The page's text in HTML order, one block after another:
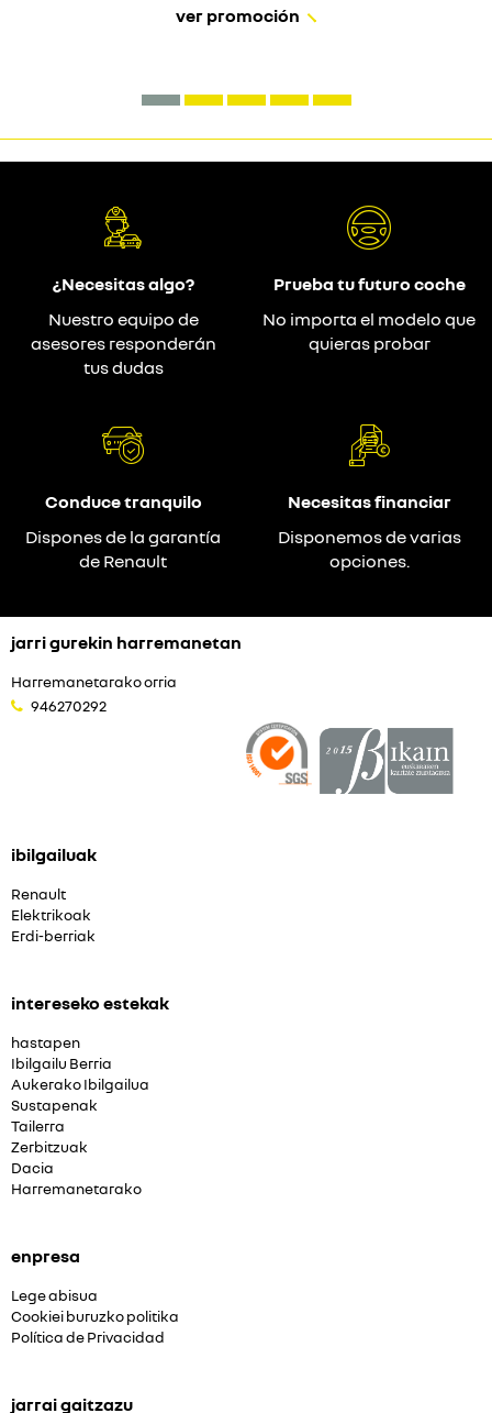
ver promoción
¿Necesitas algo?
Nuestro equipo de
asesores responderán
tus dudas
Prueba tu futuro coche
No importa el modelo que
quieras probar
Conduce tranquilo
Dispones de la garantía
de Renault
Necesitas financiar
Disponemos de varias
opciones.
jarri gurekin harremanetan
Harremanetarako orria
946270292
ibilgailuak
Renault
Elektrikoak
Erdi-berriak
intereseko estekak
hastapen
Ibilgailu Berria
Aukerako Ibilgailua
Sustapenak
Tailerra
Zerbitzuak
Dacia
Harremanetarako
enpresa
Lege abisua
Cookiei buruzko politika
Política de Privacidad
jarrai gaitzazu